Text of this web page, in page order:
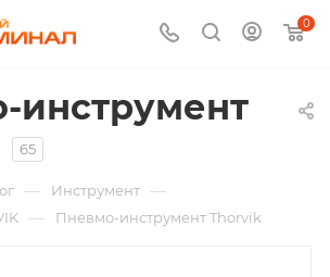
0
инструмент
65
— Инструмент —
— Пневмо-инструмент Thorvik